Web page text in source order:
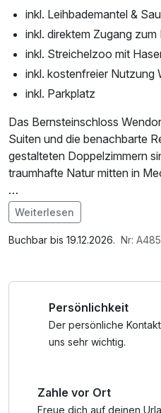
inkl. Leihbademantel &
inkl. direktem Zugang zum
inkl. Streichelzoo mit
inkl. kostenfreier Nutzung
inkl. Parkplatz
Das Bernsteinschloss
Suiten und die benachbarte
gestalteten Doppelzimmern
traumhafte Natur mitten in
Tauchen Sie ein und
Wiesen rund um Wendorf mit
Aufenthaltes, nur am
Im Angebot enthalten
Saunabenutzung,
Weiterlesen
Buchbar bis 19.12.2026. Nr:
Persönlichkeit
Der persönliche
uns sehr wichtig.
Zahle vor Ort
Freue dich auf deinen